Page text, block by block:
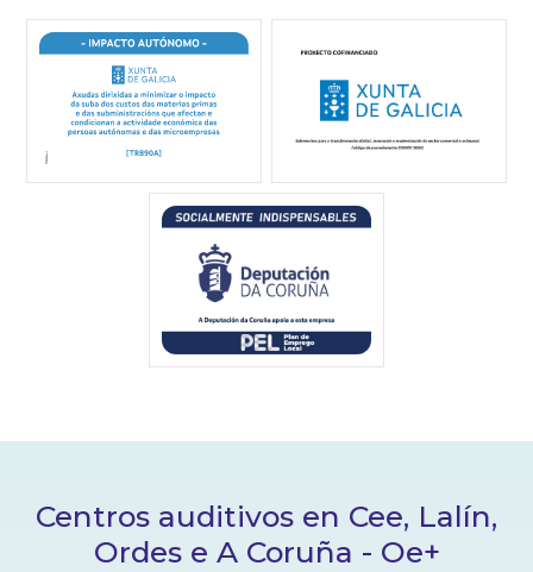
Centros auditivos en Cee, Lalín,
Ordes e A Coruña - Oe+